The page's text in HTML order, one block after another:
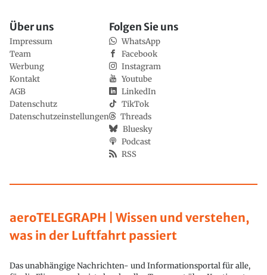
aeroTELEGRAPH | Wissen und verstehen,
was in der Luftfahrt passiert
Das unabhängige Nachrichten- und Informationsportal für alle,
Über uns
Impressum
Team
Werbung
Kontakt
AGB
Datenschutz
Datenschutzeinstellungen
Folgen Sie uns
WhatsApp
Facebook
Instagram
Youtube
LinkedIn
TikTok
Threads
Bluesky
Podcast
RSS